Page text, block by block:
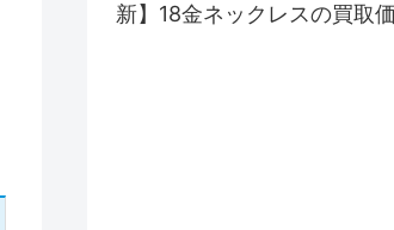
新】18金ネックレスの買取